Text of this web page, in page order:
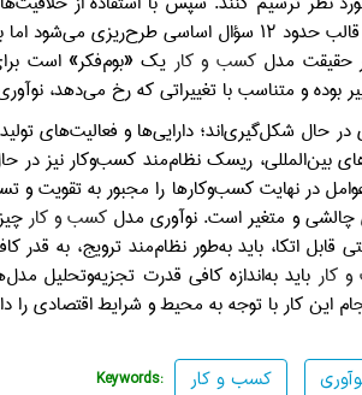
می‌شود اما بنا به شرایط این سؤالات می‌تواند کاهش یا افزایش یافته تا درک روشنی از مدل
حقیقت مدلکسب و کاریک «بوم‌فکر» است
بوده و متناسب با تغییراتی که رخ می‌دهد،
حال شکل‌گیری‌اند؛ دارایی‌ها و فعالیت‌های
بین‌المللی، ریسک نظام‌مند کسب‌وکار نیز
در نهایت کسب‌وکارها را مجبور به تقویت و
چالشی و متغیر است. نوآوری مدل کسب و کار
قابل اتکا، باید به‌طور نظام‌مند ترویج،
کارباید به‌اندازه کافی قدرت تجزیه‌وتحلیل
این کار با توجه به محیط و شرایط اقتصادی را
Keywords: کسب و کار